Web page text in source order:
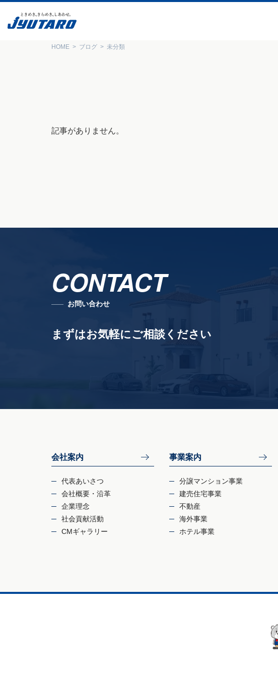
HOME ブログ 未分類
記事がありません。
CONTACT
お問い合わせ
まずはお気軽にご相談ください
会社案内
代表あいさつ
会社概要・沿革
企業理念
社会貢献活動
CMギャラリー
事業案内
分譲マンション事業
建売住宅事業
不動産
海外事業
ホテル事業